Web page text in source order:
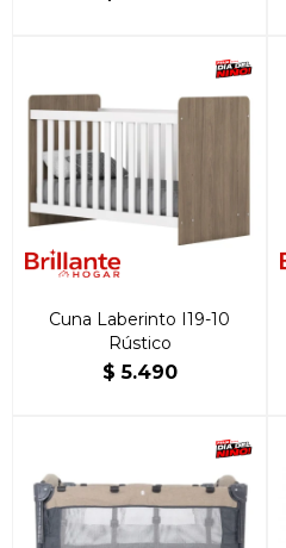
Cuna Laberinto I19-10
Rústico
$ 5.490